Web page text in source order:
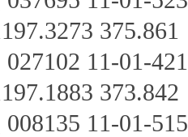
375.861
11-01-
373.842
11-01-